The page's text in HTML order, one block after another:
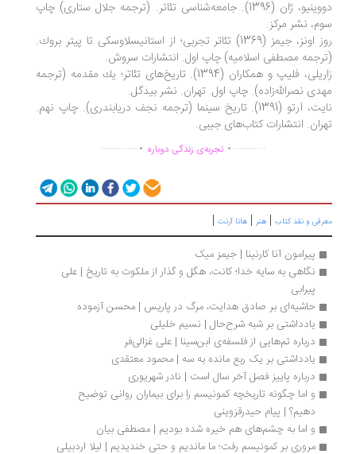
دووینیو، ژان (1396). جامعه‌شناسی تئاتر. (ترجمه جلال ستاری) چاپ
نشر مركز.
روز اونز، جیمز (1369) تئاتر تجربی؛ از استانیسلاوسكی تا پیتر بروك.
مصطفی اسلامیه) چاپ اول. انتشارات سروش.
زاریلی، فلیپ و همكاران (1394). تاریخ‌های تئاتر؛ یك مقدمه (ترجمه
نصرالله‌زاده). چاپ اول. تهران. نشر بیدگل.
نایت، آرتو (1391). تاریخ سینما (ترجمه نجف دریابندری). چاپ نهم.
انتشارات كتاب‌های جیبی.
................تجربه‌ی زندگی دوباره ...............
و نقد کتاب|هنر|هانا آرنت |
پیرامون آنا کارنینا | جیمز میک
نگاهی به سایه خدا؛ کانت، هگل و گذار از ملکوت به تاریخ | علی
حاشیه‌ای بر صادق هدایت، مرگ در پاریس | محسن آزموده
یادداشتی بر شبه شرح‌حال | نسیم خلیلی
درباره تم‌هایی از فلسفه‌ی ابن‌سینا | علی غزالی‌فر
یادداشتی بر یک ربع مانده به سه | محمود معتقدی
درباره پاییز فصل آخر سال است | نادر شهریوری
و اما چگونه تاریخچه کمونیسم را برای بیماران روانی توضیح
دهیم؟ | پیام حیدرقزوینی
و اما به چشم‌های هم خیره شده بودیم | مصطفی بیان
مروری بر کمونیسم رفت؛ ما ماندیم و حتی خندیدیم | لیلا اردبیلی